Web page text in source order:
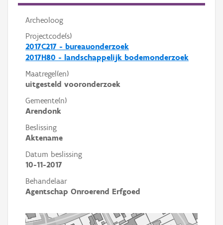
Archeoloog
Projectcode(s)
2017C217 - bureauonderzoek
2017H80 - landschappelijk bodemonderzoek
Maatregel(en)
uitgesteld vooronderzoek
Gemeente(n)
Arendonk
Beslissing
Aktename
Datum beslissing
10-11-2017
Behandelaar
Agentschap Onroerend Erfgoed